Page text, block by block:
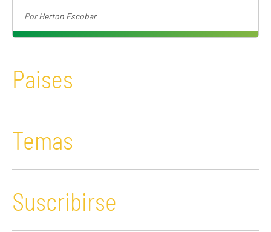
PorHerton Escobar
Paises
Temas
Suscribirse